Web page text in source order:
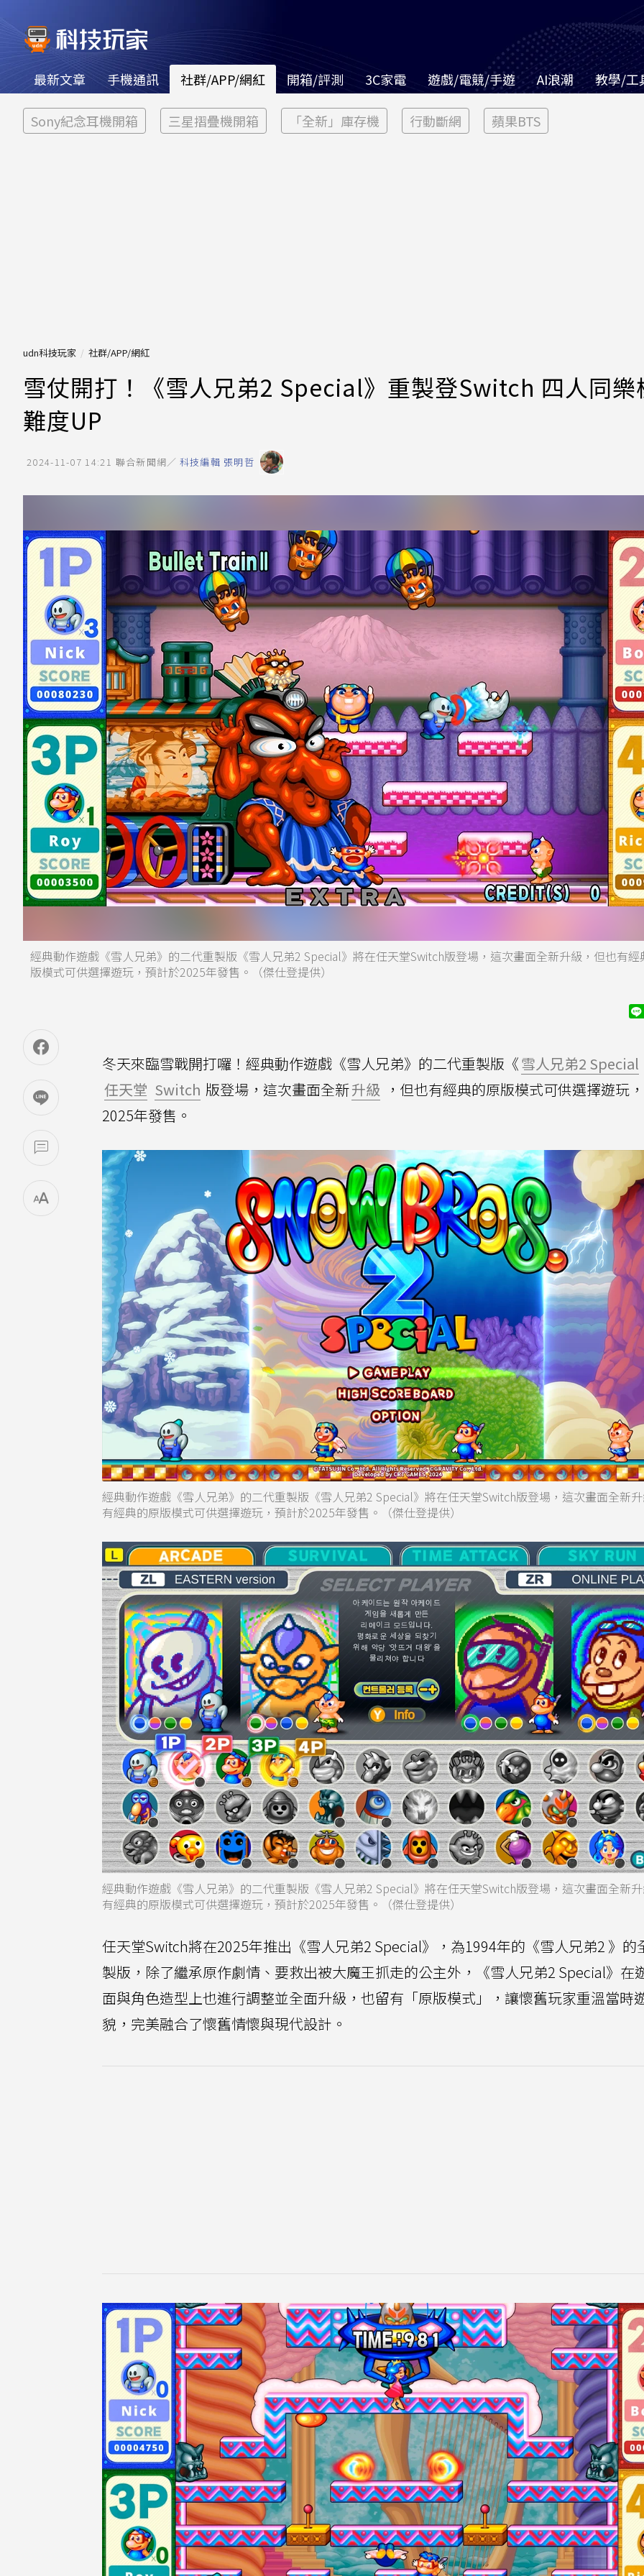
最新文章 手機通訊 社群/APP/網紅 開箱/評測 3C家電 遊戲/電競/手遊 AI浪潮 教學/工
Sony紀念耳機開箱 三星摺疊機開箱 「全新」庫存機 行動斷網 蘋果BTS
udn科技玩家 社群/APP/網紅
雪仗開打！《雪人兄弟2 Special》重製登Switch 四人同樂
難度UP
2024-11-07 14:21 聯合新聞網／ 科技編輯 張明哲
經典動作遊戲《雪人兄弟》的二代重製版《雪人兄弟2 Special》將在任天堂Switch版登場，這次畫面全新升級，但也有經
版模式可供選擇遊玩，預計於2025年發售。（傑仕登提供）
冬天來臨雪戰開打囉！經典動作遊戲《雪人兄弟》的二代重製版《雪人兄弟2 Special
任天堂 Switch 版登場，這次畫面全新升級 ，但也有經典的原版模式可供選擇遊玩
2025年發售。
經典動作遊戲《雪人兄弟》的二代重製版《雪人兄弟2 Special》將在任天堂Switch版登場，這次畫面全新
有經典的原版模式可供選擇遊玩，預計於2025年發售。（傑仕登提供）
經典動作遊戲《雪人兄弟》的二代重製版《雪人兄弟2 Special》將在任天堂Switch版登場，這次畫面全新
有經典的原版模式可供選擇遊玩，預計於2025年發售。（傑仕登提供）
任天堂Switch將在2025年推出《雪人兄弟2 Special》，為1994年的《雪人兄弟2 》的
製版，除了繼承原作劇情、要救出被大魔王抓走的公主外，《雪人兄弟2 Special》在
面與角色造型上也進行調整並全面升級，也留有「原版模式」，讓懷舊玩家重溫當時
貌，完美融合了懷舊情懷與現代設計。